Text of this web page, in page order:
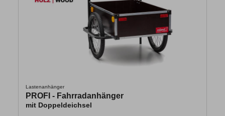
Lastenanhänger
PROFI - Fahrradanhänger
mit Doppeldeichsel